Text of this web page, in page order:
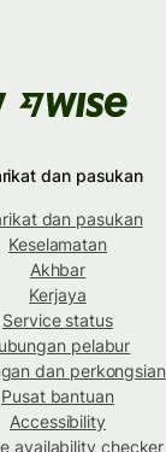
dan pasukan
dan pasukan
Keselamatan
Akhbar
Kerjaya
Service status
pelabur
dan perkongsian
Pusat bantuan
Accessibility
availability checker